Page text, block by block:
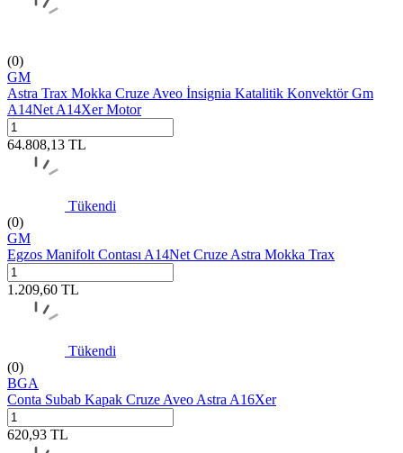
(0)
GM
Astra Trax Mokka Cruze Aveo İnsignia Katalitik Konvektör Gm
A14Net A14Xer Motor
64.808,13 TL
Tükendi
(0)
GM
Egzos Manifolt Contası A14Net Cruze Astra Mokka Trax
1.209,60 TL
Tükendi
(0)
BGA
Conta Subab Kapak Cruze Aveo Astra A16Xer
620,93 TL